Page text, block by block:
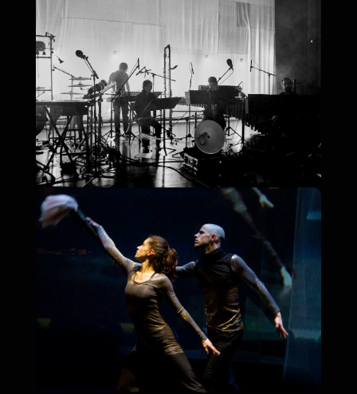
Musiciens
Musicians
Performeurs
Performers